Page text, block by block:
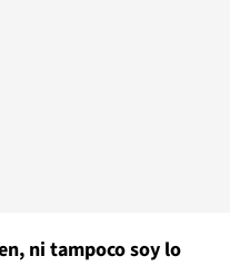
ni tampoco soy lo